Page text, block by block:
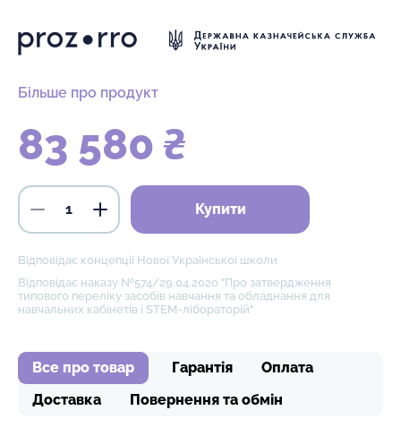
Більше про продукт
83 580 ₴
Купити
Відповідає концепції Нової Української школи
Відповідає наказу №574/29.04.2020 "Про затвердження
типового переліку засобів навчання та обладнання для
навчальних кабінетів і STEM-лібораторій"
Все про товар Гарантія
Оплата
Доставка
Повернення та обмін